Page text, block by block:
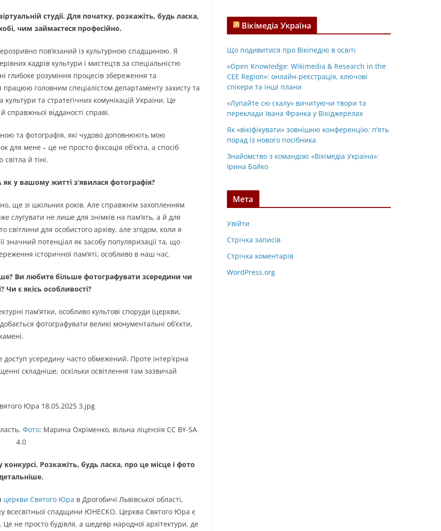
студії. Для початку, розкажіть, будь ласка,
чим займаєтеся професійно.
пов’язаний із культурною спадщиною. Я
кадрів культури і мистецтв за спеціальністю
глибоке розуміння процесів збереження та
головним спеціалістом департаменту захисту та
та стратегічних комунікацій України. Це
відданості справі.
та фотографія, які чудово доповнюють мою
для мене – це не просто фіксація об’єкта, а спосіб
й тіні.
у вашому житті з’явилася фотографія?
ще зі шкільних років. Але справжнім захопленням
слугувати не лише для знімків на пам’ять, а й для
світлини для особистого архіву, але згодом, коли я
потенціал як засобу популяризації та, що
історичної пам’яті, особливо в наш час.
Ви любите більше фотографувати зсередини чи
Чи є якісь особливості?
пам’ятки, особливо культові споруди (церкви,
фотографувати великі монументальні об’єкти,
усередину часто обмежений. Проте інтер’єрна
складніше, оскільки освітлення там зазвичай
Фото: Марина Охріменко, вільна ліцензія CC BY-SA
4.0
Розкажіть, будь ласка, про це місце і фото
церкви Святого Юра в Дрогобичі Львівської області,
всесвітньої спадщини ЮНЕСКО. Церква Святого Юра є
не просто будівля, а шедевр народної архітектури, де
Вікімедіа Україна
Що подивитися про Вікіпедію в освіті
«Open Knowledge: Wikimedia & Research in the
CEE Region»: онлайн-реєстрація, ключові
спікери та інші плани
«Лупайте сю скалу» вичитуючи твори та
переклади Івана Франка у Вікіджерелах
Як «вікіфікувати» зовнішню конференцію: п’ять
порад із нового посібника
Знайомство з командою «Вікімедіа Україна»:
Ірина Бойко
Мета
Увійти
Стрічка записів
Стрічка коментарів
WordPress.org